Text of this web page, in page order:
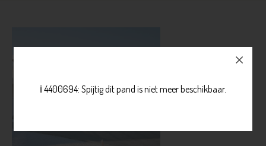
ℹ️ 4400694: Spijtig dit pand is niet meer beschikbaar.